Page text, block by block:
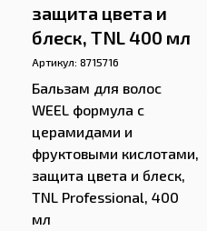
защита цвета и
блеск, TNL 400 мл
Артикул: 8715716
Бальзам для волос
WEEL формула с
церамидами и
фруктовыми кислотами,
защита цвета и блеск,
TNL Professional, 400
мл